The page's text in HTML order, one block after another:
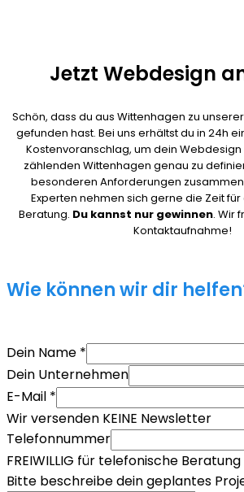
Jetzt Webdesign
Schön, dass du aus Wittenhagen zu
gefunden hast. Bei uns erhältst du in 24h
Kostenvoranschlag, um dein Webdesign
zählenden Wittenhagen genau zu
besonderen Anforderungen
Experten nehmen sich gerne die Zeit
Beratung. Du kannst nur gewinnen. Wir
Kontaktaufnahme!
Wie können wir dir
Dein Name *
Dein Unternehmen
E-Mail *
Wir versenden KEINE Newsletter
Telefonnummer
FREIWILLIG für telefonische Beratung
Bitte beschreibe dein geplantes